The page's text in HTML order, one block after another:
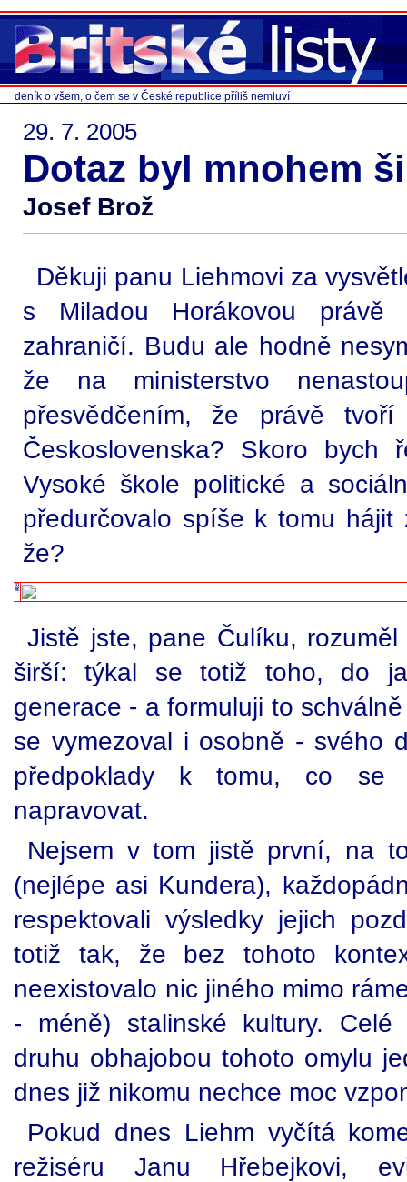
deník o všem, o čem se v České republice příliš nemluví
29. 7. 2005
Dotaz byl mnohem
Josef Brož
Děkuji panu Liehmovi za
s Miladou Horákovou právě
zahraničí. Budu ale hodně
že na ministerstvo
přesvědčením, že právě tvoří
Československa? Skoro
Vysoké škole politické a
předurčovalo spíše k tomu hájit
že?
Jistě jste, pane Čulíku,
širší: týkal se totiž toho, do
generace - a formuluji to
se vymezoval i osobně - svého
předpoklady k tomu, co se
napravovat.
Nejsem v tom jistě první, na
(nejlépe asi Kundera),
respektovali výsledky jejich
totiž tak, že bez tohoto
neexistovalo nic jiného mimo
- méně) stalinské kultury.
druhu obhajobou tohoto omylu
dnes již nikomu nechce moc
Pokud dnes Liehm vyčítá
režiséru Janu Hřebejkovi,